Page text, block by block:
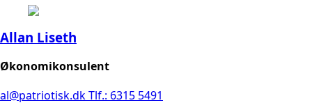
Allan Liseth
Økonomikonsulent
al@patriotisk.dkTlf.: 6315 5491